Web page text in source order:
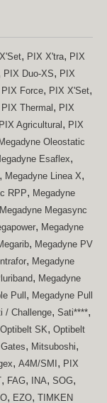
, PIX X'tra, PIX
PIX Duo-XS, PIX
PIX Force, PIX X'Set,
PIX Thermal, PIX
PIX Agricultural, PIX
Oleostatic
Esaflex,
, Megadyne Linea X,
RPP, Megadyne
Megadyne Megasync
, Megadyne
, Megadyne PV
, Megadyne
, Megadyne
Pull, Megadyne Pull
/ Challenge, Sati****,
Optibelt SK, Optibelt
Gates, Mitsuboshi,
, A4M/SMI, PIX
, FAG, INA, SOG,
, EZO, TIMKEN